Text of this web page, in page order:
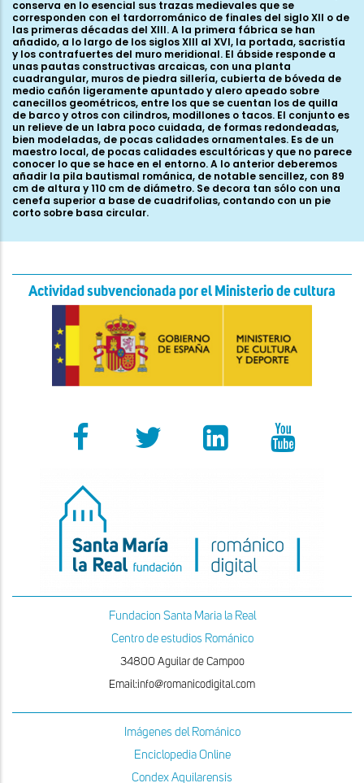
conserva en lo esencial sus trazas medievales que se
corresponden con el tardorrománico de finales del siglo XII o de
las primeras décadas del XIII. A la primera fábrica se han
añadido, a lo largo de los siglos XIII al XVI, la portada, sacristía
y los contrafuertes del muro meridional. El ábside responde a
unas pautas constructivas arcaicas, con una planta
cuadrangular, muros de piedra sillería, cubierta de bóveda de
medio cañón ligeramente apuntado y alero apeado sobre
canecillos geométricos, entre los que se cuentan los de quilla
de barco y otros con cilindros, modillones o tacos. El conjunto es
un relieve de un labra poco cuidada, de formas redondeadas,
bien modeladas, de pocas calidades ornamentales. Es de un
maestro local, de pocas calidades escultóricas y que no parece
conocer lo que se hace en el entorno. A lo anterior deberemos
añadir la pila bautismal románica, de notable sencillez, con 89
cm de altura y 110 cm de diámetro. Se decora tan sólo con una
cenefa superior a base de cuadrifolias, contando con un pie
corto sobre basa circular.
Actividad subvencionada por el Ministerio de cultura
Fundacion Santa Maria la Real
Centro de estudios Románico
34800 Aguilar de Campoo
Email:info@romanicodigital.com
Imágenes del Románico
Enciclopedia Online
Condex Aquilarensis